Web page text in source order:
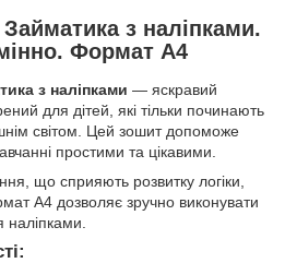
з наліпками.
Формат А4
з наліпками — яскравий
для дітей, які тільки починають
світом. Цей зошит допоможе
простими та цікавими.
що сприяють розвитку логіки,
А4 дозволяє зручно виконувати
наліпками.